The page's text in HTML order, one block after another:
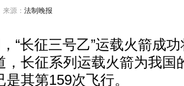
来源： 法制晚报
长征三号乙”运载火箭成功
，长征系列运载火箭为我国
其第159次飞行。